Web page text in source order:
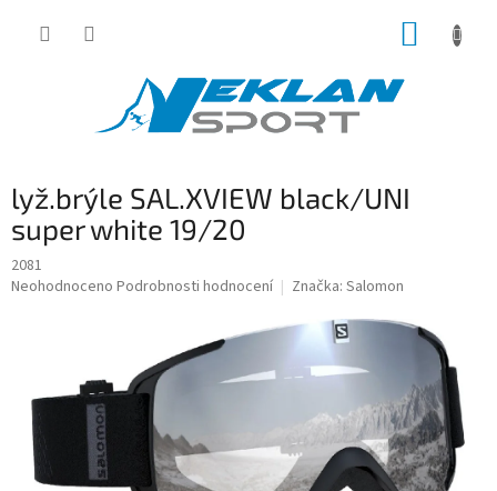
lyž.brýle SAL.XVIEW black/UNI
super white 19/20
2081
Průměrné
hvězdiček.
Neohodnoceno Podrobnosti hodnocení Značka: Salomon